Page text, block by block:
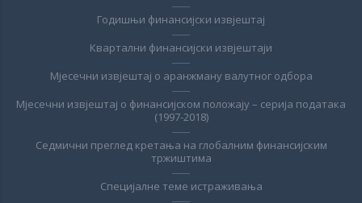
Годишњи финансијски извјештај
Квартални финансијски извјештаји
Мјесечни извјештај о аранжману валутног одбора
Мјесечни извјештај о финансијском положају – серија података
(1997-2018)
Седмични преглед кретања на глобалним финансијским
тржиштима
Специјалне теме истраживања